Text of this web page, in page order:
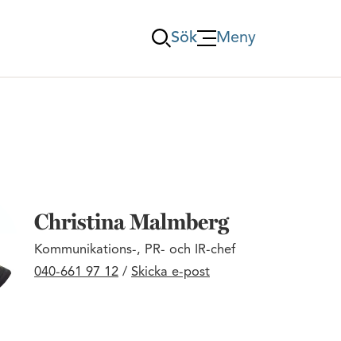
Sök
Öppna Meny
Meny
Christina Malmberg
Kommunikations-, PR- och IR-chef
040-661 97 12/ Skicka e-post